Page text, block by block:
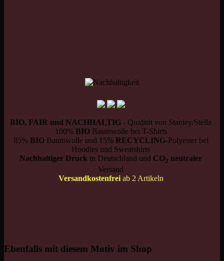
BIO, FAIR und NACHHALTIG - Qualität von Stanley/Stella
100% BIOBaumwolle bei T-Shirts
85% BIOBaumwolle und 15% RECYCLING-Polyester bei
Hoodies und Sweatshirts
Nachhaltiger Druck in Deutschland und CO2 neutraler
Versand
Versandkostenfreiab 2 Artikeln
Ebenfalls mit diesem Motiv im Shop